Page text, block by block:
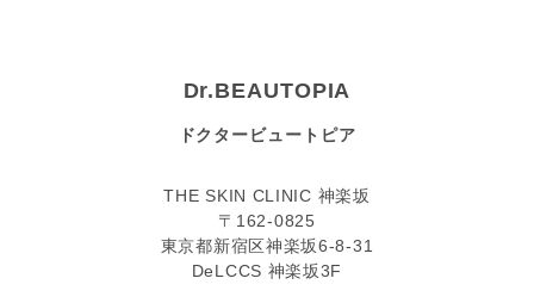
Dr.BEAUTOPIA
ドクタービュートピア
THE SKIN CLINIC 神楽坂
〒162-0825
東京都新宿区神楽坂6-8-31
DeLCCS 神楽坂3F